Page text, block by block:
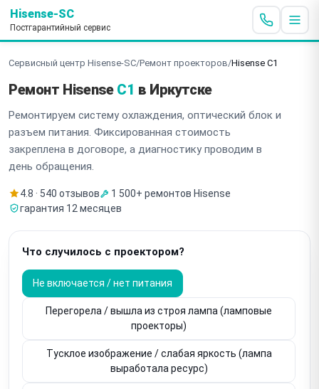
Hisense-SC
Постгарантийный сервис
Сервисный центр Hisense-SC/Ремонт проекторов/Hisense C1
Ремонт Hisense C1 в Иркутске
Ремонтируем систему охлаждения, оптический блок и
разъем питания. Фиксированная стоимость
закреплена в договоре, а диагностику проводим в
день обращения.
4.8 · 540 отзывов
1 500+ ремонтов Hisense
гарантия 12 месяцев
Что случилось с проектором?
Не включается / нет питания
Перегорела / вышла из строя лампа (ламповые
проекторы)
Тусклое изображение / слабая яркость (лампа
выработала ресурс)